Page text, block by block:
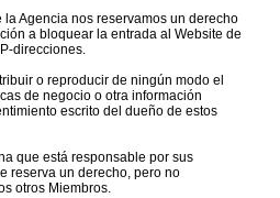
Agencia nos reservamos un derecho
a bloquear la entrada al Website de
direcciones.
o reproducir de ningún modo el
de negocio o otra información
escrito del dueño de estos
que está responsable por sus
reserva un derecho, pero no
otros Miembros.